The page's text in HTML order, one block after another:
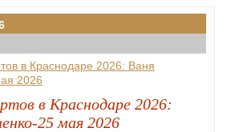
в Краснодаре 2026:
25 мая 2026